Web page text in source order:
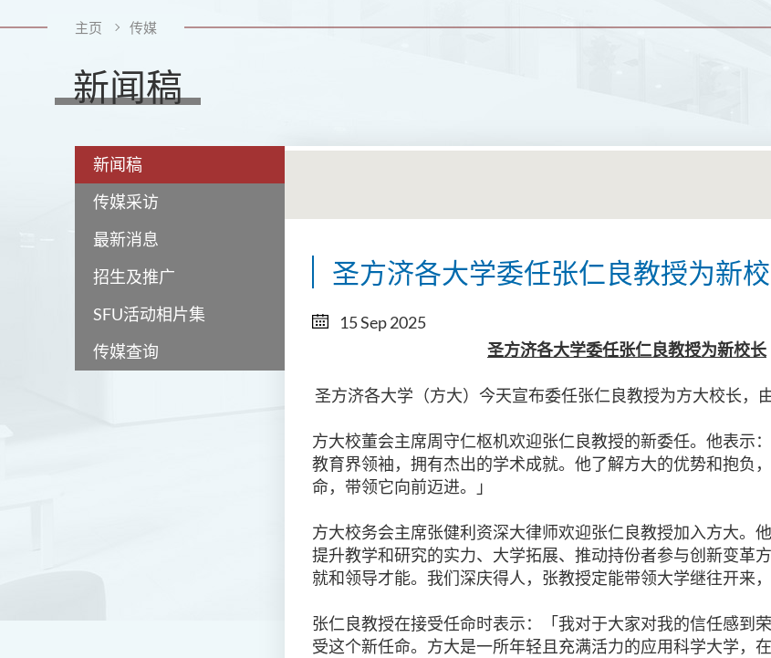
主页 传媒
新闻稿
新闻稿
传媒采访
最新消息
招生及推广
SFU活动相片集
传媒查询
圣方济各大学委任张仁良教授为新
15 Sep 2025
圣方济各大学委任张仁良教授为新校长
圣方济各大学（方大）今天宣布委任张仁良教授为方大校长，
方大校董会主席周守仁枢机欢迎张仁良教授的新委任。他表示
教育界领袖，拥有杰出的学术成就。他了解方大的优势和抱负
命，带领它向前迈进。」
方大校务会主席张健利资深大律师欢迎张仁良教授加入方大。
提升教学和研究的实力、大学拓展、推动持份者参与创新变革
就和领导才能。我们深庆得人，张教授定能带领大学继往开来，
张仁良教授在接受任命时表示：「我对于大家对我的信任感到
受这个新任命。方大是一所年轻且充满活力的应用科学大学，